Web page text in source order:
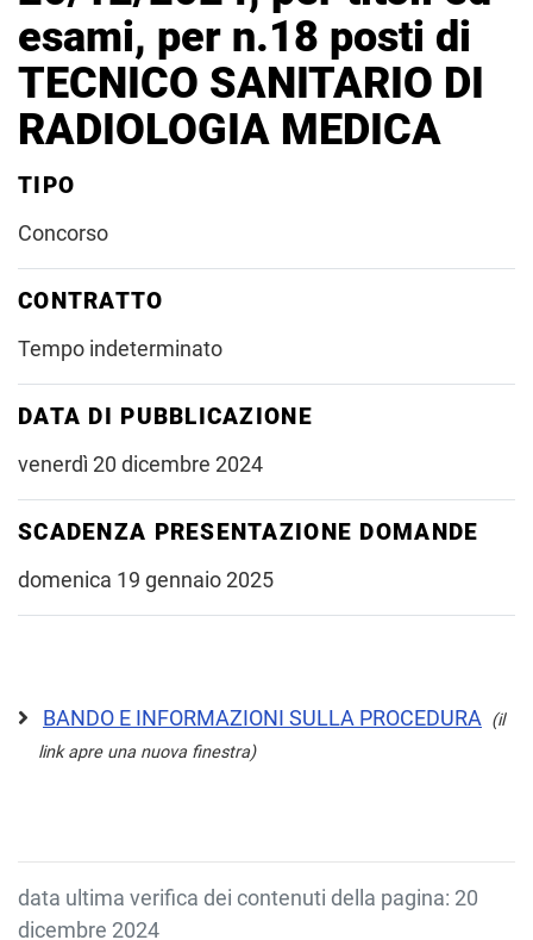
esami, per n.18 posti di
TECNICO SANITARIO DI
RADIOLOGIA MEDICA
TIPO
Concorso
CONTRATTO
Tempo indeterminato
DATA DI PUBBLICAZIONE
venerdì 20 dicembre 2024
SCADENZA PRESENTAZIONE DOMANDE
domenica 19 gennaio 2025
BANDO E INFORMAZIONI SULLA PROCEDURA (il
link apre una nuova finestra)
data ultima verifica dei contenuti della pagina: 20
dicembre 2024